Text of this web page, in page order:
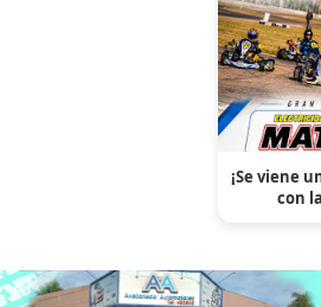
¡Se viene
con